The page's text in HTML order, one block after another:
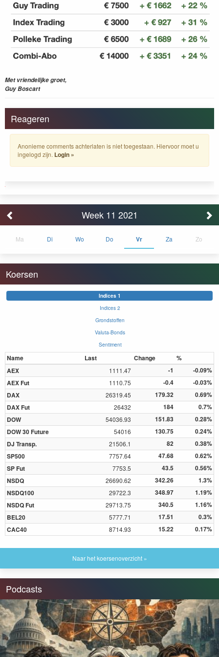
Met vriendelijke groet,
Guy Boscart
Reageren
Anonieme comments achterlaten is niet toegestaan. Hiervoor moet u
ingelogd zijn. Login »
Week 11 2021
Ma Di Wo Do Vr Za Zo
Koersen
Indices 1
Indices 2
Grondstoffen
Valuta-Bonds
Sentiment
Name Last Change
%
AEX
1111.47 -1
-0.09%
AEX Fut
1110.75 -0.4
-0.03%
DAX
26319.45 179.32
0.69%
DAX Fut
26432 184
0.7%
DOW
54036.93 151.83
0.28%
DOW 30 Future
54016 130.75
0.24%
DJ Transp.
21506.1 82
0.38%
SP500
7757.64 47.68
0.62%
SP Fut
7753.5 43.5
0.56%
NSDQ
26690.62 342.26
1.3%
NSDQ100
29722.3 348.97
1.19%
NSDQ Fut
29713.75 340.5
1.16%
BEL20
5777.71 17.51
0.3%
CAC40
8714.93 15.22 0.17%
Naar het koersenoverzicht »
Podcasts